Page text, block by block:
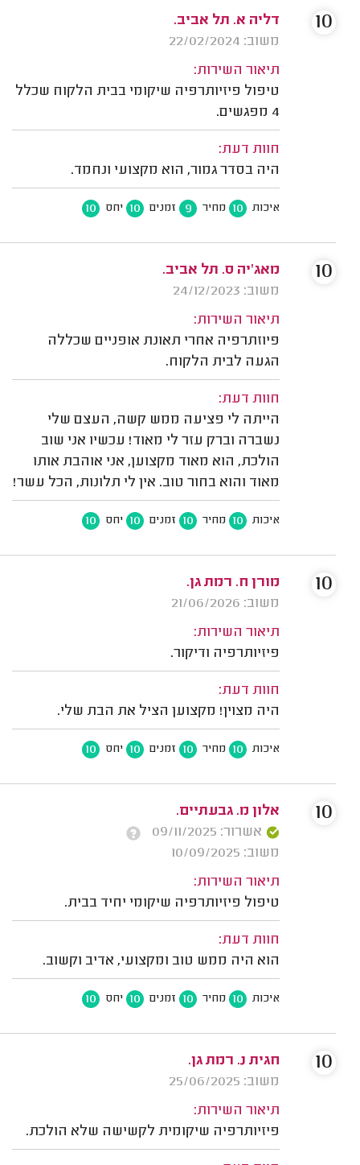
דליה א. תל אביב.
משוב: 22/02/2024
תיאור השירות:
טיפול פיזיותרפיה שיקומי בבית הלקוח שכלל
4 מפגשים.
חוות דעת:
היה בסדר גמור, הוא מקצועי ונחמד.
איכות 10 מחיר 9 זמנים 10 יחס 10
10
מאג'יה ס. תל אביב.
משוב: 24/12/2023
תיאור השירות:
פיוזתרפיה אחרי תאונת אופניים שכללה
הגעה לבית הלקוח.
חוות דעת:
הייתה לי פציעה ממש קשה, העצם שלי
נשברה וברק עזר לי מאוד! עכשיו אני שוב
הולכת, הוא מאוד מקצוען, אני אוהבת אותו
מאוד והוא בחור טוב. אין לי תלונות, הכל עשר!
איכות 10 מחיר 10 זמנים 10 יחס 10
10
מורן ח. רמת גן.
משוב: 21/06/2026
תיאור השירות:
פיזיותרפיה ודיקור.
חוות דעת:
היה מצוין! מקצוען הציל את הבת שלי.
איכות 10 מחיר 10 זמנים 10 יחס 10
10
אלון מ. גבעתיים.
אשרור: 09/11/2025
משוב: 10/09/2025
תיאור השירות:
טיפול פיזיותרפיה שיקומי יחיד בבית.
חוות דעת:
הוא היה ממש טוב ומקצועי, אדיב וקשוב.
איכות 10 מחיר 10 זמנים 10 יחס 10
10
חגית נ. רמת גן.
משוב: 25/06/2025
תיאור השירות:
פיזיותרפיה שיקומית לקשישה שלא הולכת.
10